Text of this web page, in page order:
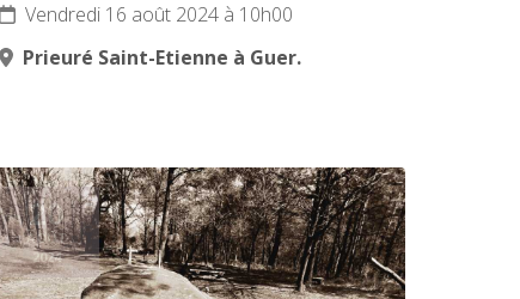
Vendredi 16 août 2024 à 10h00
Prieuré Saint-Etienne à Guer.
20
AOÛT
2024